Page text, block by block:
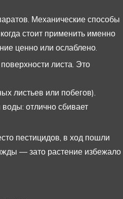
Механические способы
стоит применить именно
ценно или ослаблено.
листа. Это
листьев или побегов).
отлично сбивает
пестицидов, в ход пошли
— зато растение избежало